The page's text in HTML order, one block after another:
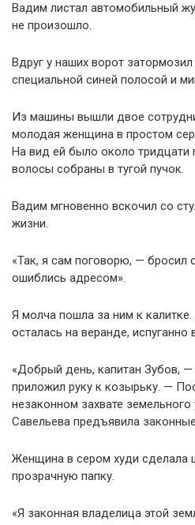
Вадим листал автомобильный
не произошло.
Вдруг у наших ворот
специальной синей полосой и
Из машины вышли двое
молодая женщина в простом
На вид ей было около тридцати
волосы собраны в тугой пучок.
Вадим мгновенно вскочил со
жизни.
«Так, я сам поговорю, — бросил
ошиблись адресом».
Я молча пошла за ним к
осталась на веранде,
«Добрый день, капитан Зубов,
приложил руку к козырьку. —
незаконном захвате
Савельева предъявила
Женщина в сером худи сделала
прозрачную папку.
«Я законная владелица этой